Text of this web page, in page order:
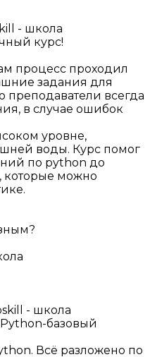
- школа
курс!
процесс проходил
задания для
всегда
в случае ошибок
уровне,
воды. Курс помог
по python до
которые можно
- школа
Python-базовый
Всё разложено по